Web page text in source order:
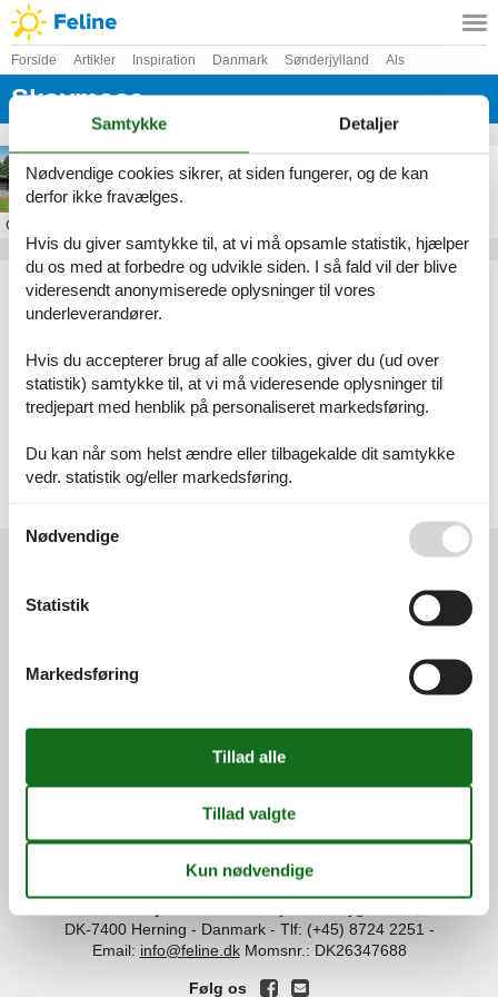
Forside Artikler Inspiration Danmark Sønderjylland Als
Skovmose
sommerhus skovmose strand
Om
Artikeltyper
Alle
Geografier
Alle
Danmark
Sønderjylland
Als
Skovmose
Persondatapolitik
Kontakt
Om os
Din tryghed
DK-7400 Herning - Danmark - Tlf: (+45) 8724 2251 -
Email: info@feline.dk Momsnr.: DK26347688
Følg os
Samtykke Detaljer
Nødvendige cookies sikrer, at siden fungerer, og de kan
derfor ikke fravælges.
Hvis du giver samtykke til, at vi må opsamle statistik, hjælper
du os med at forbedre og udvikle siden. I så fald vil der blive
videresendt anonymiserede oplysninger til vores
underleverandører.
Hvis du accepterer brug af alle cookies, giver du (ud over
statistik) samtykke til, at vi må videresende oplysninger til
tredjepart med henblik på personaliseret markedsføring.
Du kan når som helst ændre eller tilbagekalde dit samtykke
vedr. statistik og/eller markedsføring.
Nødvendige
Statistik
Markedsføring